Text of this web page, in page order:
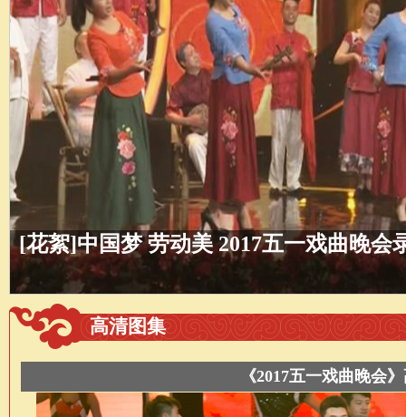
《2017五一戏曲晚会》宣传片
高清图集
《2017五一戏曲晚会